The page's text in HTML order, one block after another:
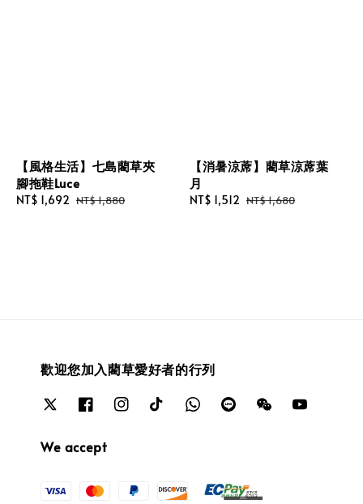
【風格生活】七島藺草夾
腳拖鞋Luce
Sale
NT$ 1,692 Regular
NT$ 1,880
【消暑涼蓆】藺草涼蓆葉
月
Sale
NT$ 1,512 Regular
NT$ 1,680
歡迎您加入藺草愛好者的行列
We accept